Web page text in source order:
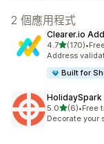
2 個應用程式
Clearer.io
4.7滿分 5 顆星
(170)
共有 170 則評價
•
Address
Built for
HolidaySpark
5.0滿分 5 顆星
(6)
共有 6 則評價
•Free
Decorate your